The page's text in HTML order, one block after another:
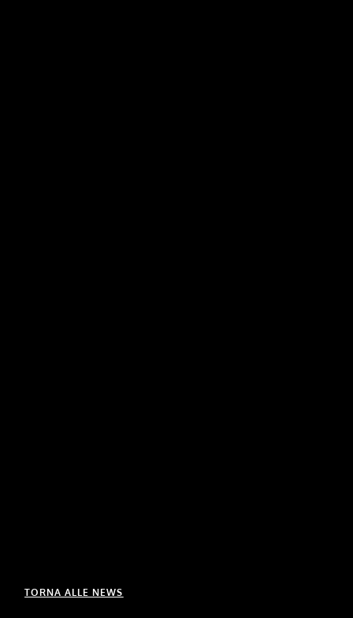
TORNA ALLE NEWS